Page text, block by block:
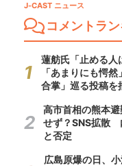
J-CAST ニュース
コメントラ
蓮舫氏「止める人
「あまりにも愕
合掌」巡る投稿を
高市首相の熊本
せず？SNS拡散
と否定
広島原爆の日、